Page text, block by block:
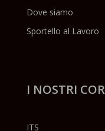
Dove siamo
Sportello al Lavoro
I NOSTRI
ITS